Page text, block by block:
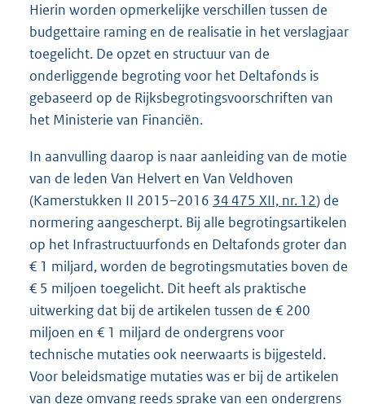
Hierin worden opmerkelijke verschillen tussen de
budgettaire raming en de realisatie in het verslagjaar
toegelicht. De opzet en structuur van de
onderliggende begroting voor het Deltafonds is
gebaseerd op de Rijksbegrotingsvoorschriften van
het Ministerie van Financiën.
In aanvulling daarop is naar aanleiding van de motie
van de leden Van Helvert en Van Veldhoven
(Kamerstukken II 2015–2016 34 475 XII, nr. 12) de
normering aangescherpt. Bij alle begrotingsartikelen
op het Infrastructuurfonds en Deltafonds groter dan
€ 1 miljard, worden de begrotingsmutaties boven de
€ 5 miljoen toegelicht. Dit heeft als praktische
uitwerking dat bij de artikelen tussen de € 200
miljoen en € 1 miljard de ondergrens voor
technische mutaties ook neerwaarts is bijgesteld.
Voor beleidsmatige mutaties was er bij de artikelen
van deze omvang reeds sprake van een ondergrens